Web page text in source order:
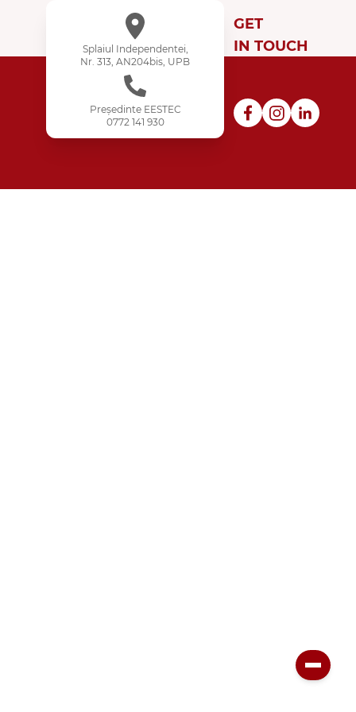
Splaiul Independentei,
Nr. 313, AN204bis, UPB
Președinte EESTEC
0772 141 930
GET
IN TOUCH